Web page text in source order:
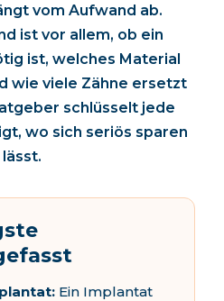
vom Aufwand ab.
ist vor allem, ob ein
ist, welches Material
wie viele Zähne ersetzt
schlüsselt jede
wo sich seriös sparen
lässt.
Ein Implantat